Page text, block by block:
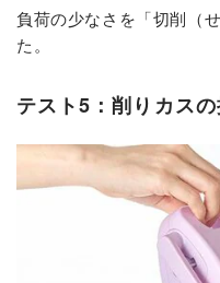
負荷の少なさを「切削（
た。
テスト5：削りカス